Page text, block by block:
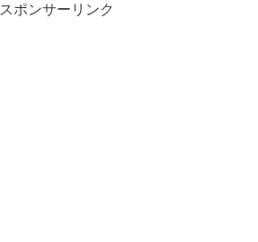
スポンサーリンク